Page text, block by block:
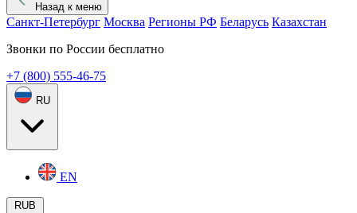
Назад к меню
Санкт-Петербург Москва Регионы РФ Беларусь Казахстан
Звонки по России бесплатно
+7 (800) 555-46-75
RU
EN
RUB